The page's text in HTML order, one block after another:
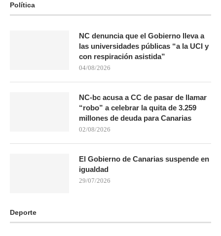
Política
NC denuncia que el Gobierno lleva a
las universidades públicas “a la UCI y
con respiración asistida”
04/08/2026
NC-bc acusa a CC de pasar de llamar
“robo” a celebrar la quita de 3.259
millones de deuda para Canarias
02/08/2026
El Gobierno de Canarias suspende en
igualdad
29/07/2026
Deporte